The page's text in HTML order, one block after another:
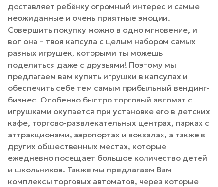
доставляет ребёнку огромный интерес и самые
неожиданные и очень приятные эмоции.
Совершить покупку можно в одно мгновение, и
вот она – твоя капсула с целым набором самых
разных игрушек, которыми ты можешь
поделиться даже с друзьями! Поэтому мы
предлагаем вам купить игрушки в капсулах и
обеспечить себе тем самым прибыльный вендинг-
бизнес. Особенно быстро торговый автомат с
игрушками окупается при установке его в детских
кафе, торгово-развлекательных центрах, парках с
аттракционами, аэропортах и вокзалах, а также в
других общественных местах, которые
ежедневно посещает большое количество детей
и школьников. Также мы предлагаем Вам
комплексы торговых автоматов, через которые